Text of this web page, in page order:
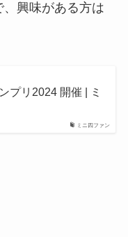
興味がある方は
ミニ四ファン
プリ2024 開催 | ミ